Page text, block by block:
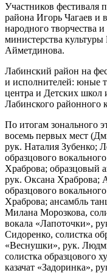
Участников фестиваля
района Игорь Чагаев и
народного творчества
министерства культуры
Айметдинова.
Лабинский район на
и исполнителей: юные
центра и Детских школ
Лабинского районного
По итогам зонального
восемь первых мест
рук. Наталия Зубенко;
образцового
Храброва; образцовый
рук. Оксана Храброва;
образцового
Храброва; ансамбль
Милана Морозкова,
вокала «Лапоточки»,
Сидоренко, солистка
«Веснушки», рук.
солистка образцового
казачат «Задоринка»,